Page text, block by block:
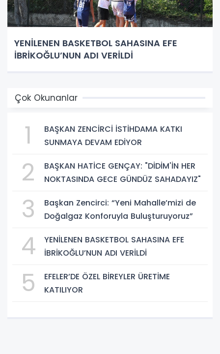
YENİLENEN BASKETBOL SAHASINA EFE
İBRİKOĞLU’NUN ADI VERİLDİ
Çok Okunanlar
1
BAŞKAN ZENCİRCİ İSTİHDAMA KATKI
SUNMAYA DEVAM EDİYOR
2
BAŞKAN HATİCE GENÇAY: "DİDİM'İN HER
NOKTASINDA GECE GÜNDÜZ SAHADAYIZ"
3
Başkan Zencirci: “Yeni Mahalle’mizi de
Doğalgaz Konforuyla Buluşturuyoruz”
4
YENİLENEN BASKETBOL SAHASINA EFE
İBRİKOĞLU’NUN ADI VERİLDİ
5
EFELER’DE ÖZEL BİREYLER ÜRETİME
KATILIYOR